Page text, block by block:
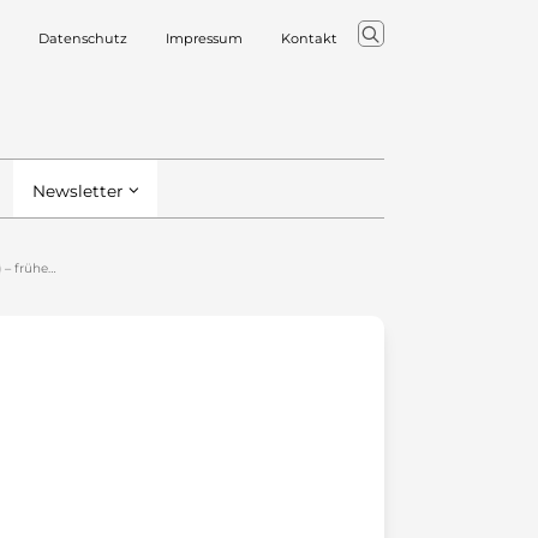
Datenschutz Impressum Kontakt
Newsletter
– frühe…